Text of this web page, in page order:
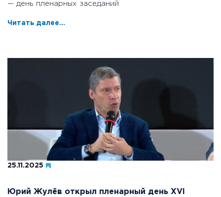
— день пленарных заседаний
Читать далее...
25.11.2025
Юрий Жулёв открыл пленарный день XVI